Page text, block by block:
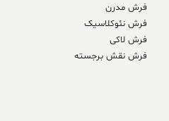
فرش مدرن
فرش نئوکلاسیک
فرش لاکی
فرش نقش برجسته